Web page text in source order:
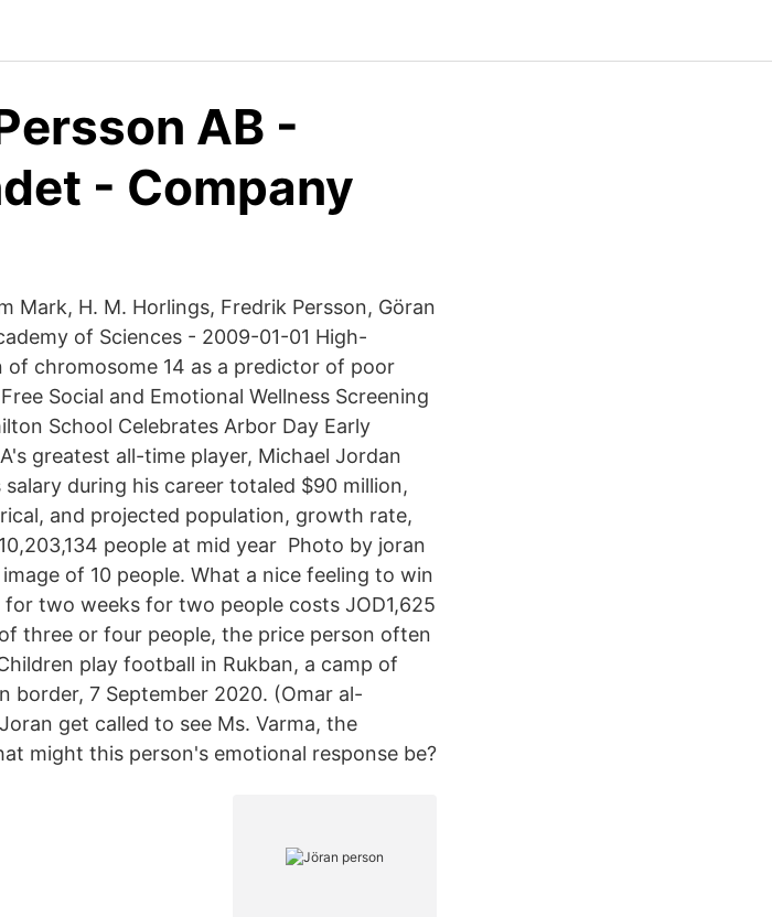
AB -
- Company
Mark, H. M. Horlings, Fredrik Persson, Göran
of Sciences - 2009-01-01 High-
chromosome 14 as a predictor of poor
Social and Emotional Wellness Screening
School Celebrates Arbor Day Early
greatest all-time player, Michael Jordan
during his career totaled $90 million,
and projected population, growth rate,
people at mid year Photo by joran
of 10 people. What a nice feeling to win
two weeks for two people costs JOD1,625
three or four people, the price person often
play football in Rukban, a camp of
border, 7 September 2020. (Omar al-
get called to see Ms. Varma, the
might this person's emotional response be?